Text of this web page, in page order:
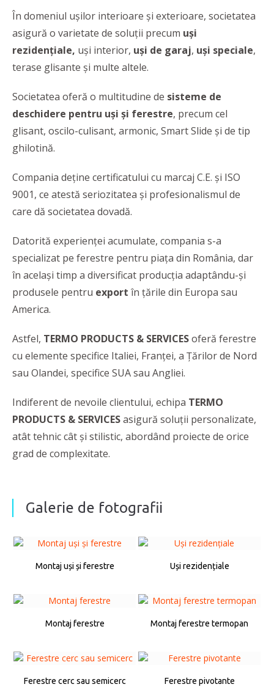
În domeniul ușilor interioare și exterioare, societatea
asigură o varietate de soluții precum uși
rezidențiale, uși interior, uși de garaj, uși speciale,
terase glisante și multe altele.
Societatea oferă o multitudine de sisteme de
deschidere pentru uşi şi ferestre, precum cel
glisant, oscilo-culisant, armonic, Smart Slide şi de tip
ghilotină.
Compania deţine certificatului cu marcaj C.E. şi ISO
9001, ce atestă seriozitatea și profesionalismul de
care dă societatea dovadă.
Datorită experienţei acumulate, compania s-a
specializat pe ferestre pentru piaţa din România, dar
în acelaşi timp a diversificat producţia adaptându-şi
produsele pentru export în ţările din Europa sau
America.
Astfel, TERMO PRODUCTS & SERVICESoferă ferestre
cu elemente specifice Italiei, Franţei, a Ţărilor de Nord
sau Olandei, specifice SUA sau Angliei.
Indiferent de nevoile clientului, echipa TERMO
PRODUCTS & SERVICESasigură soluții personalizate,
atât tehnic cât și stilistic, abordând proiecte de orice
grad de complexitate.
Galerie de fotografii
Montaj uși și ferestre Uși rezidențiale
Montaj ferestre Montaj ferestre termopan
Ferestre cerc sau semicerc Ferestre pivotante